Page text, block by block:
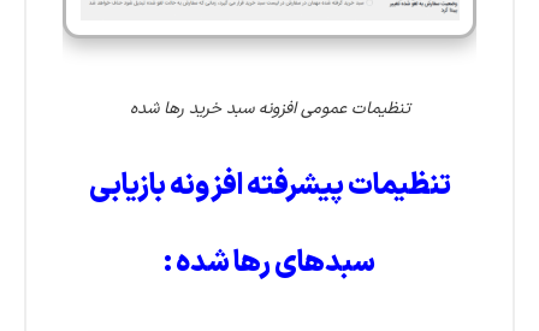
تنظیمات عمومی افزونه سبد خرید رها شده
تنظیمات پیشرفته افزونه بازیابی
سبدهای رها شده :